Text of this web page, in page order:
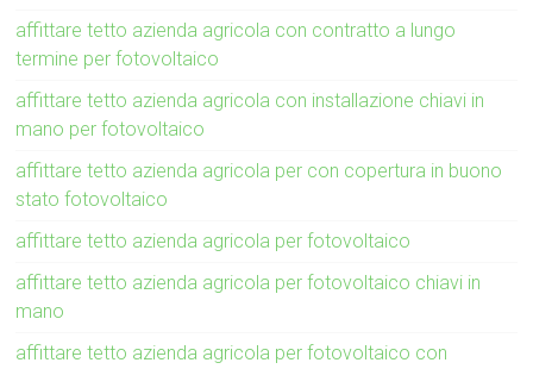
affittare tetto azienda agricola con contratto a lungo
termine per fotovoltaico
affittare tetto azienda agricola con installazione chiavi in
mano per fotovoltaico
affittare tetto azienda agricola per con copertura in buono
stato fotovoltaico
affittare tetto azienda agricola per fotovoltaico
affittare tetto azienda agricola per fotovoltaico chiavi in
mano
affittare tetto azienda agricola per fotovoltaico con